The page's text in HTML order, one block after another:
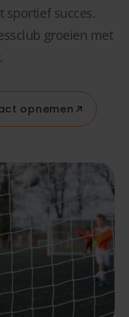
sportief succes.
groeien met
opnemen